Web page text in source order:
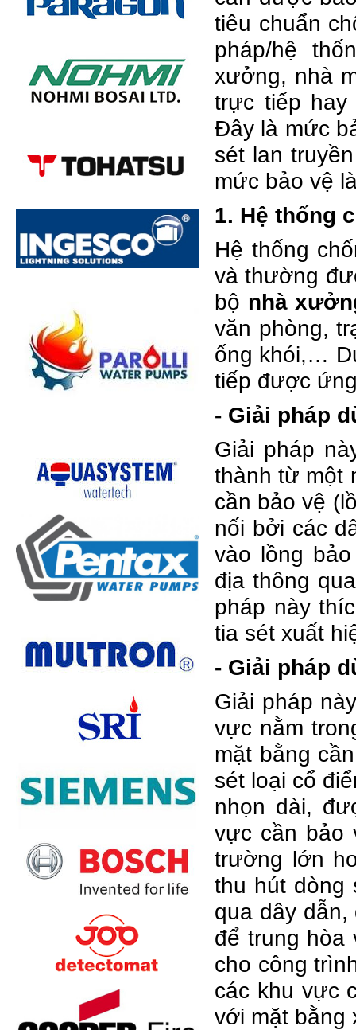
tiêu chuẩn
pháp/hệ
xưởng, nhà
trực tiếp
Đây là mức
sét lan
mức bảo vệ
1. Hệ thống
Hệ thống
và thường
bộ nhà
văn phòng,
ống khói,…
tiếp được
- Giải pháp
Giải pháp
thành từ một
cần bảo vệ
nối bởi các
vào lồng
địa thông
pháp này
tia sét xuất
- Giải pháp
Giải pháp
vực nằm
mặt bằng
sét loại cổ
nhọn dài,
vực cần bảo
trường lớn
thu hút dòng
qua dây
để trung hòa
cho công
các khu vực
với mặt bằng